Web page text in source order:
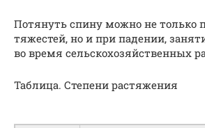
Потянуть спину можно не только
тяжестей, но и при падении,
во время сельскохозяйственных
Таблица. Степени растяжения